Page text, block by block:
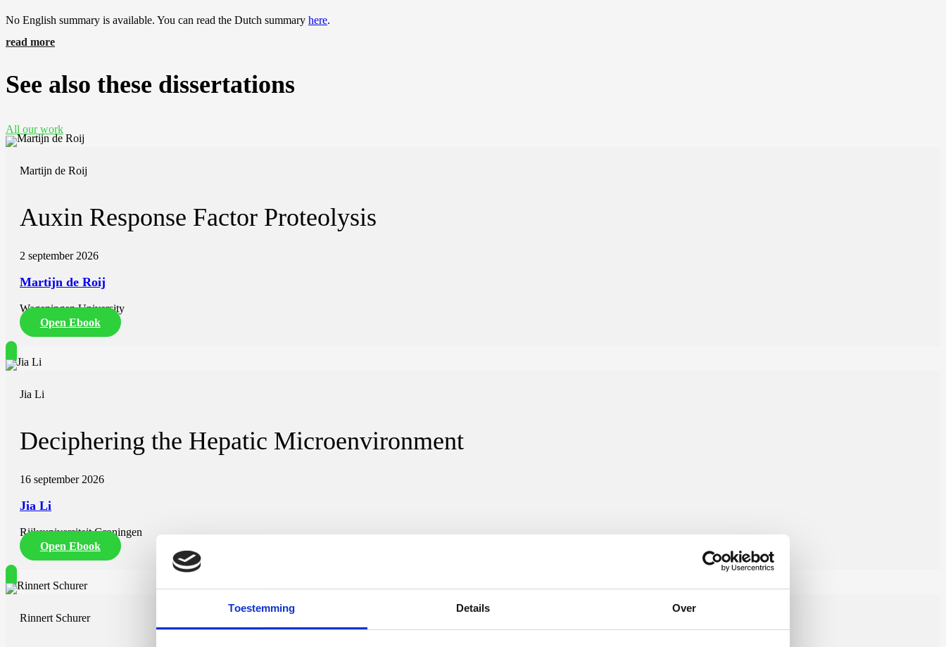
Toestemming Details Over
No English summary is available. You can read the Dutch summary here.
read more
See also these dissertations
All our work
Martijn de Roij
Auxin Response Factor Proteolysis
2 september 2026
Martijn de Roij
Wageningen University
Open Ebook
Jia Li
Deciphering the Hepatic Microenvironment
16 september 2026
Jia Li
Rijksuniversiteit Groningen
Open Ebook
Rinnert Schurer